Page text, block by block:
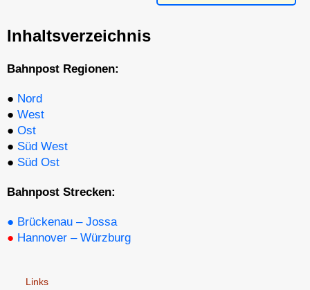
Inhaltsverzeichnis
Bahnpost Regionen:
● Nord
● West
● Ost
● Süd West
● Süd Ost
Bahnpost Strecken:
● Brückenau – Jossa
● Hannover – Würzburg
Links